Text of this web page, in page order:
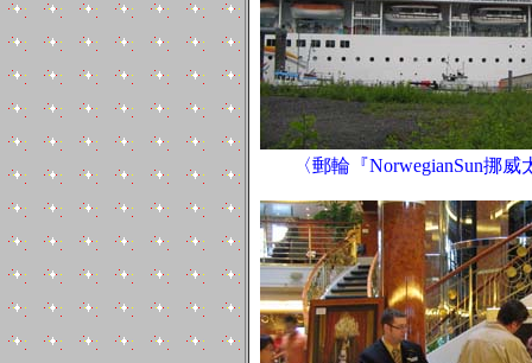
〈郵輪『NorwegianSun挪威